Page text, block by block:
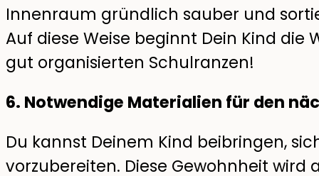
Innenraum gründlich sauber und
Auf diese Weise beginnt Dein Kind
gut organisierten Schulranzen!
6. Notwendige Materialien für den
Du kannst Deinem Kind beibringen,
vorzubereiten. Diese Gewohnheit